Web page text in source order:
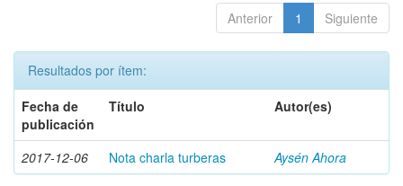
Anterior 1 Siguiente
Resultados por ítem:
Fecha de
publicación
Título Autor(es)
2017-12-06 Nota charla turberas Aysén Ahora